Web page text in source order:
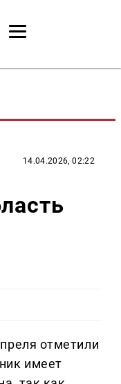
14.04.2026, 02:22
отметили
имеет